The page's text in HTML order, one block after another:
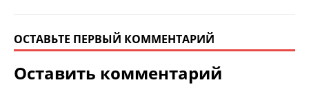
ОСТАВЬТЕ ПЕРВЫЙ КОММЕНТАРИЙ
Оставить комментарий